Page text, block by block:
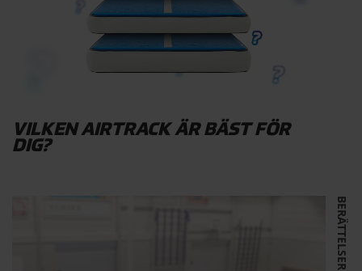
VILKEN AIRTRACK ÄR BÄST FÖR
DIG?
BERÄTTELSER